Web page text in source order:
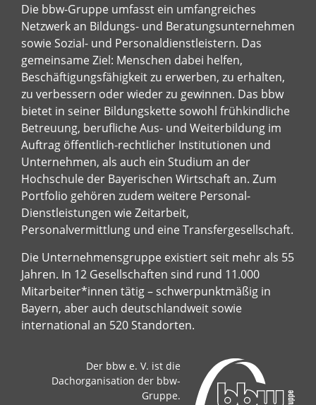
Die bbw-Gruppe umfasst ein umfangreiches
Netzwerk an Bildungs- und Beratungsunternehmen
sowie Sozial- und Personaldienstleistern. Das
gemeinsame Ziel: Menschen dabei helfen,
Beschäftigungsfähigkeit zu erwerben, zu erhalten,
zu verbessern oder wieder zu gewinnen. Das bbw
bietet in seiner Bildungskette sowohl frühkindliche
Betreuung, berufliche Aus- und Weiterbildung im
Auftrag öffentlich-rechtlicher Institutionen und
Unternehmen, als auch ein Studium an der
Hochschule der Bayerischen Wirtschaft an. Zum
Portfolio gehören zudem weitere Personal-
Dienstleistungen wie Zeitarbeit,
Personalvermittlung und eine Transfergesellschaft.
Die Unternehmensgruppe existiert seit mehr als 55
Jahren. In 12 Gesellschaften sind rund 11.000
Mitarbeiter*innen tätig – schwerpunktmäßig in
Bayern, aber auch deutschlandweit sowie
international an 520 Standorten.
Der bbw e. V. ist die
Dachorganisation der bbw-
Gruppe.